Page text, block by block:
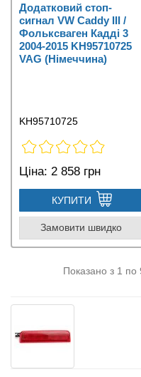
Додатковий стоп-
сигнал VW Caddy III /
Фольксваген Кадді 3
2004-2015 KH95710725
VAG (Німеччина)
KH95710725
Ціна: 2 858 грн
КУПИТИ
Замовити швидко
Показано з 1 по